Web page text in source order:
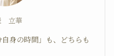
立華
身の時間」も、どちらも